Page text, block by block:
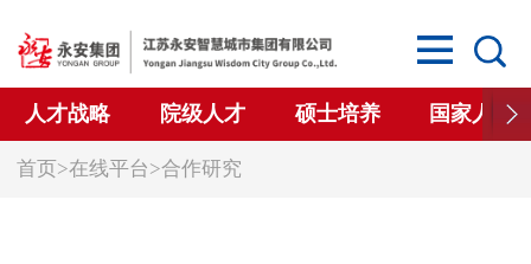
人才战略 院级人才 硕士培养 国家人才
首页>在线平台>合作研究